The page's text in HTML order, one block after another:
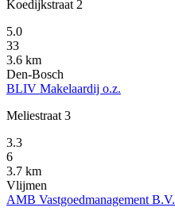
Koedijkstraat 2
5.0
33
3.6 km
Den-Bosch
BLIV Makelaardij o.z.
Meliestraat 3
3.3
6
3.7 km
Vlijmen
AMB Vastgoedmanagement B.V.